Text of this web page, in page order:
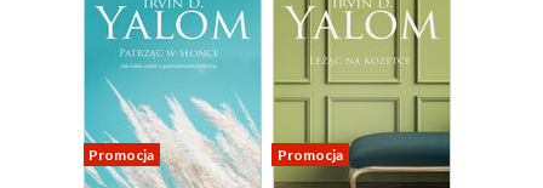
Promocja Promocja